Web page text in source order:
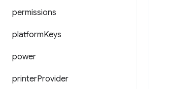
permissions
platformKeys
power
printerProvider